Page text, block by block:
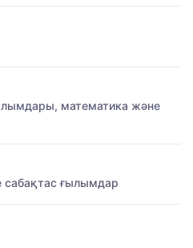
математика және
сабақтас ғылымдар